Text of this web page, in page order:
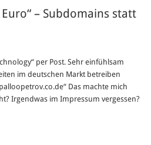
– Subdomains statt
per Post. Sehr einfühlsam
im deutschen Markt betreiben
Das machte mich
Irgendwas im Impressum vergessen?